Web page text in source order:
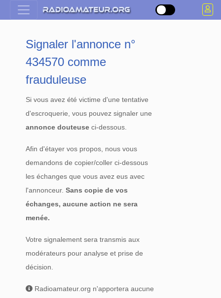
Signaler l'annonce n°
434570 comme
frauduleuse
Si vous avez été victime d'une tentative
d'escroquerie, vous pouvez signaler une
annonce douteuse ci-dessous.
Afin d'étayer vos propos, nous vous
demandons de copier/coller ci-dessous
les échanges que vous avez eus avec
l'annonceur.Sans copie de vos
échanges, aucune action ne sera
menée.
Votre signalement sera transmis aux
modérateurs pour analyse et prise de
décision.
Radioamateur.org n'apportera aucune